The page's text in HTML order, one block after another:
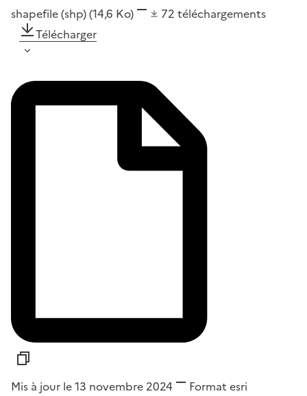
shapefile (shp)(14,6 Ko) 72 téléchargements
Télécharger
Mis à jour le 13 novembre 2024 Format esri